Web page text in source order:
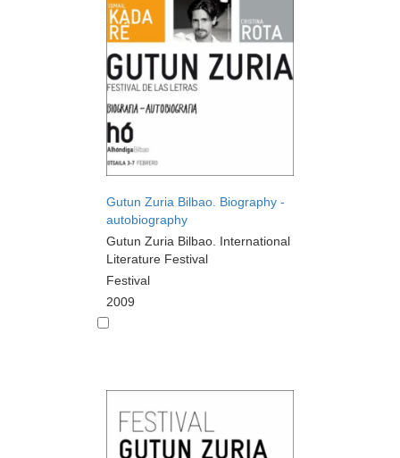
Gutun Zuria Bilbao. Biography -
autobiography
Gutun Zuria Bilbao. International
Literature Festival
Festival
2009